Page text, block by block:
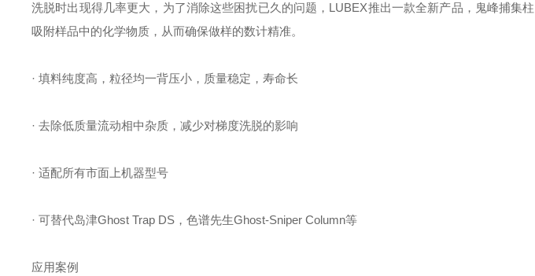
洗脱时出现得几率更大，为了消除这些困扰已久的问题，LUBEX推出一款全新产品，鬼峰捕集
吸附样品中的化学物质，从而确保做样的数计精准。
· 填料纯度高，粒径均一背压小，质量稳定，寿命长
· 去除低质量流动相中杂质，减少对梯度洗脱的影响
· 适配所有市面上机器型号
· 可替代岛津Ghost Trap DS，色谱先生Ghost-Sniper Column等
应用案例